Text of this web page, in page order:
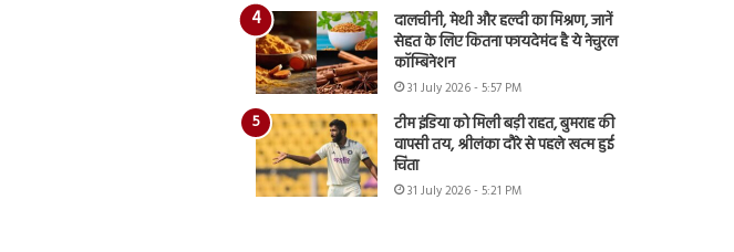
दालचीनी, मेथी और हल्दी का मिश्रण, जानें
सेहत के लिए कितना फायदेमंद है ये नेचुरल
कॉम्बिनेशन
31 July 2026 - 5:57 PM
टीम इंडिया को मिली बड़ी राहत, बुमराह की
वापसी तय, श्रीलंका दौरे से पहले खत्म हुई
चिंता
31 July 2026 - 5:21 PM